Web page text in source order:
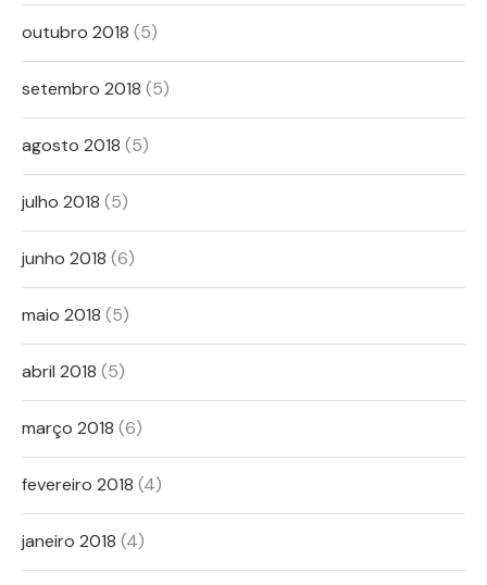
outubro 2018 (5)
setembro 2018 (5)
agosto 2018 (5)
julho 2018 (5)
junho 2018 (6)
maio 2018 (5)
abril 2018 (5)
março 2018 (6)
fevereiro 2018 (4)
janeiro 2018 (4)